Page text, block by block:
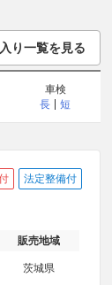
り一覧を見る
車検
長
短
法定整備付
販売地域
茨城県